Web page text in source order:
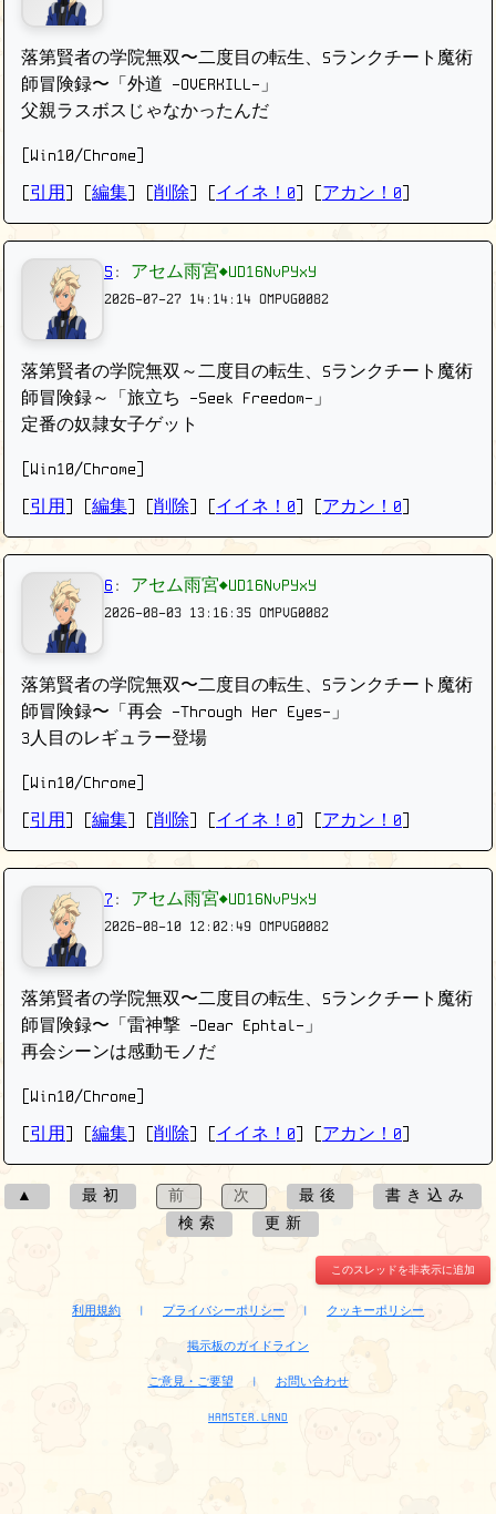
落第賢者の学院無双〜二度目の転生、Sランクチート魔術
師冒険録〜「外道 -OVERKILL-」
父親ラスボスじゃなかったんだ
[Win10/Chrome]
引用 編集 削除 イイネ！0 アカン！0
5 : アセム雨宮◆UD16NvPYxY
2026-07-27 14:14:14 OMPVG0082
落第賢者の学院無双～二度目の転生、Sランクチート魔術
師冒険録～「旅立ち -Seek Freedom-」
定番の奴隷女子ゲット
[Win10/Chrome]
引用 編集 削除 イイネ！0 アカン！0
6 : アセム雨宮◆UD16NvPYxY
2026-08-03 13:16:35 OMPVG0082
落第賢者の学院無双〜二度目の転生、Sランクチート魔術
師冒険録〜「再会 -Through Her Eyes-」
3人目のレギュラー登場
[Win10/Chrome]
引用 編集 削除 イイネ！0 アカン！0
7 : アセム雨宮◆UD16NvPYxY
2026-08-10 12:02:49 OMPVG0082
落第賢者の学院無双〜二度目の転生、Sランクチート魔術
師冒険録〜「雷神撃 -Dear Ephtal-」
再会シーンは感動モノだ
[Win10/Chrome]
引用 編集 削除 イイネ！0 アカン！0
▲ 最初 前 次 最後
書き込み
検索
更新
このスレッドを非表示に追加
利用規約 | プライバシーポリシー | クッキーポリシー
掲示板のガイドライン
ご意見・ご要望 | お問い合わせ
HAMSTER.LAND